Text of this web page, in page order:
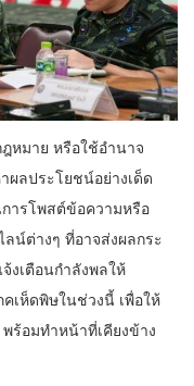
หมาย หรือใช้อำนาจ
ลประโยชน์อย่างเด็ด
ารโพสต์ข้อความหรือ
น์ต่างๆ ที่อาจส่งผลกระ
งเตือนกำลังพลให้
เห็ดพิษในช่วงนี้ เพื่อให้
ร้อมทำหน้าที่เคียงข้าง